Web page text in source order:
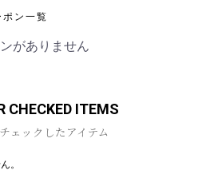
ける
ポン一覧
がありません
CHECKED ITEMS
ェックしたアイテム
。